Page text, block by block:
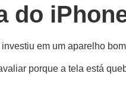
do
em um aparelho
porque a tela está